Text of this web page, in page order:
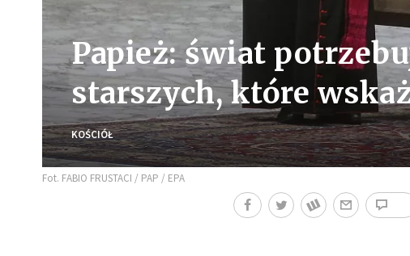
Papież: świat
starszych, które
KOŚCIÓŁ
Fot. FABIO FRUSTACI / PAP / EPA